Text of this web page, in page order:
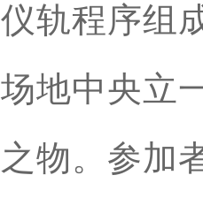
仪轨程序组
场地中央立
之物。参加